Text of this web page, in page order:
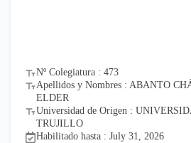
Nº Colegiatura : 473
Apellidos y Nombres : ABANTO
ELDER
Universidad de Origen :
TRUJILLO
Habilitado hasta : July 31, 2026